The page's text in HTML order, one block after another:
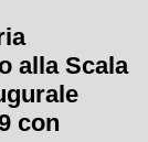
alla Scala
con